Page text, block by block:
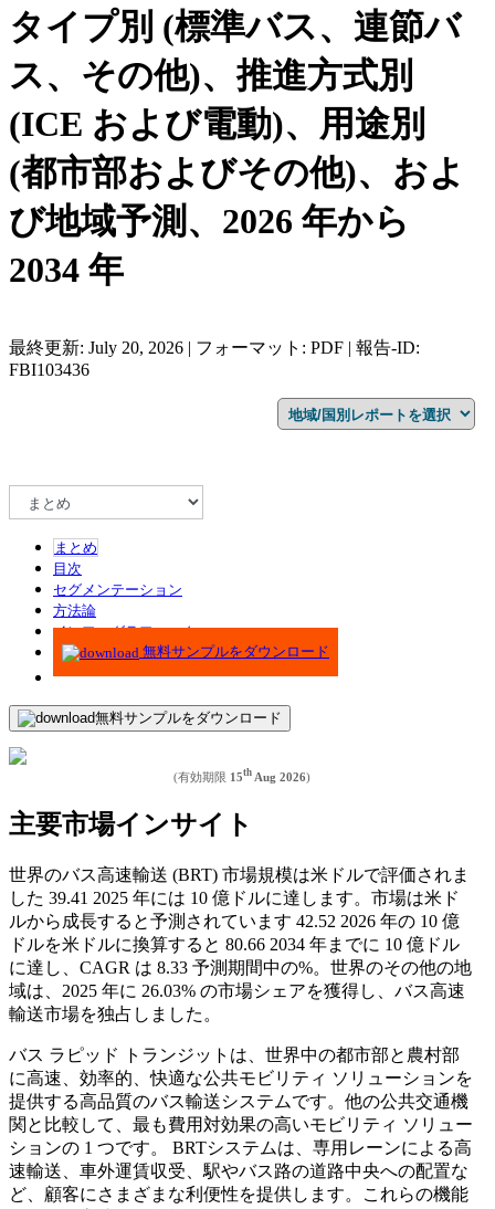
タイプ別 (標準バス、連節バ
ス、その他)、推進方式別
(ICE および電動)、用途別
(都市部およびその他)、およ
び地域予測、2026 年から
2034 年
最終更新: July 20, 2026 | フォーマット: PDF | 報告-ID:
FBI103436
まとめ
目次
セグメンテーション
方法論
インフォグラフィック
無料サンプルをダウンロード
無料サンプルをダウンロード
(有効期限 15th Aug 2026)
主要市場インサイト
世界のバス高速輸送 (BRT) 市場規模は米ドルで評価されま
した 39.41 2025 年には 10 億ドルに達します。市場は米ド
ルから成長すると予測されています 42.52 2026 年の 10 億
ドルを米ドルに換算すると 80.66 2034 年までに 10 億ドル
に達し、CAGR は 8.33 予測期間中の%。世界のその他の地
域は、2025 年に 26.03% の市場シェアを獲得し、バス高速
輸送市場を独占しました。
バス ラピッド トランジットは、世界中の都市部と農村部
に高速、効率的、快適な公共モビリティ ソリューションを
提供する高品質のバス輸送システムです。他の公共交通機
関と比較して、最も費用対効果の高いモビリティ ソリュー
ションの 1 つです。 BRTシステムは、専用レーンによる高
速輸送、車外運賃収受、駅やバス路の道路中央への配置な
ど、顧客にさまざまな利便性を提供します。これらの機能